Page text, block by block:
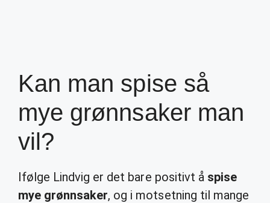
Kan man spise så
mye grønnsaker man
vil?
Ifølge Lindvig er det bare positivt å spise
mye grønnsaker, og i motsetning til mange